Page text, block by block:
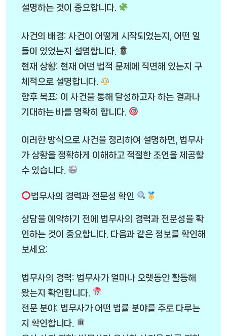
설명하는 것이 중요합니다.
사건의 배경: 사건이 어떻게 시작되었는지, 어떤 일
들이 있었는지 설명합니다.
현재 상황: 현재 어떤 법적 문제에 직면해 있는지 구
체적으로 설명합니다.
향후 목표: 이 사건을 통해 달성하고자 하는 결과나
기대하는 바를 명확히 합니다.
이러한 방식으로 사건을 정리하여 설명하면, 법무사
가 상황을 정확하게 이해하고 적절한 조언을 제공할
수 있습니다.
법무사의 경력과 전문성 확인
상담을 예약하기 전에 법무사의 경력과 전문성을 확
인하는 것이 중요합니다. 다음과 같은 정보를 확인해
보세요:
법무사의 경력: 법무사가 얼마나 오랫동안 활동해
왔는지 확인합니다.
전문 분야: 법무사가 어떤 법률 분야를 주로 다루는
지 확인합니다.